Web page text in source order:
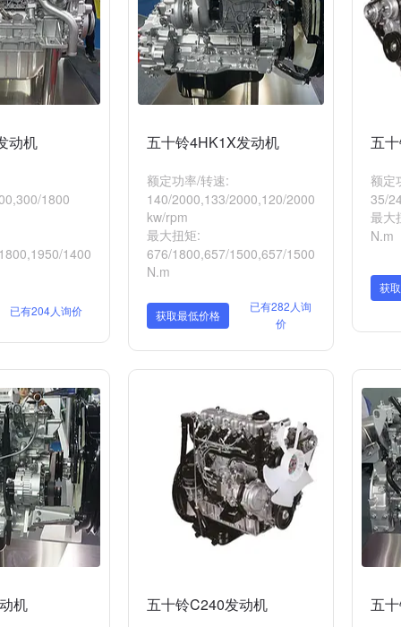
动机
1800
1400
已有204人询价
五十铃4HK1X发动机
额定功率/转速:
140/2000,133/2000,120/2000
kw/rpm
最大扭矩:
676/1800,657/1500,657/1500
N.m
获取最低价格
已有282人询
价
五
额定
35/
最大
N.m
获
机 五十铃C240发动机 五